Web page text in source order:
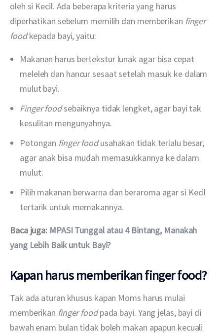
oleh si Kecil. Ada beberapa kriteria yang harus
diperhatikan sebelum memilih dan memberikan finger
food kepada bayi, yaitu:
Makanan harus bertekstur lunak agar bisa cepat
meleleh dan hancur sesaat setelah masuk ke dalam
mulut bayi.
Finger foodsebaiknya tidak lengket, agar bayi tak
kesulitan mengunyahnya.
Potongan finger foodusahakan tidak terlalu besar,
agar anak bisa mudah memasukkannya ke dalam
mulut.
Pilih makanan berwarna dan beraroma agar si Kecil
tertarik untuk memakannya.
Baca juga: MPASI Tunggal atau 4 Bintang, Manakah
yang Lebih Baik untuk Bayi?
Kapan harus memberikan finger food?
Tak ada aturan khusus kapan Moms harus mulai
memberikan finger food pada bayi. Yang jelas, bayi di
bawah enam bulan tidak boleh makan apapun kecuali